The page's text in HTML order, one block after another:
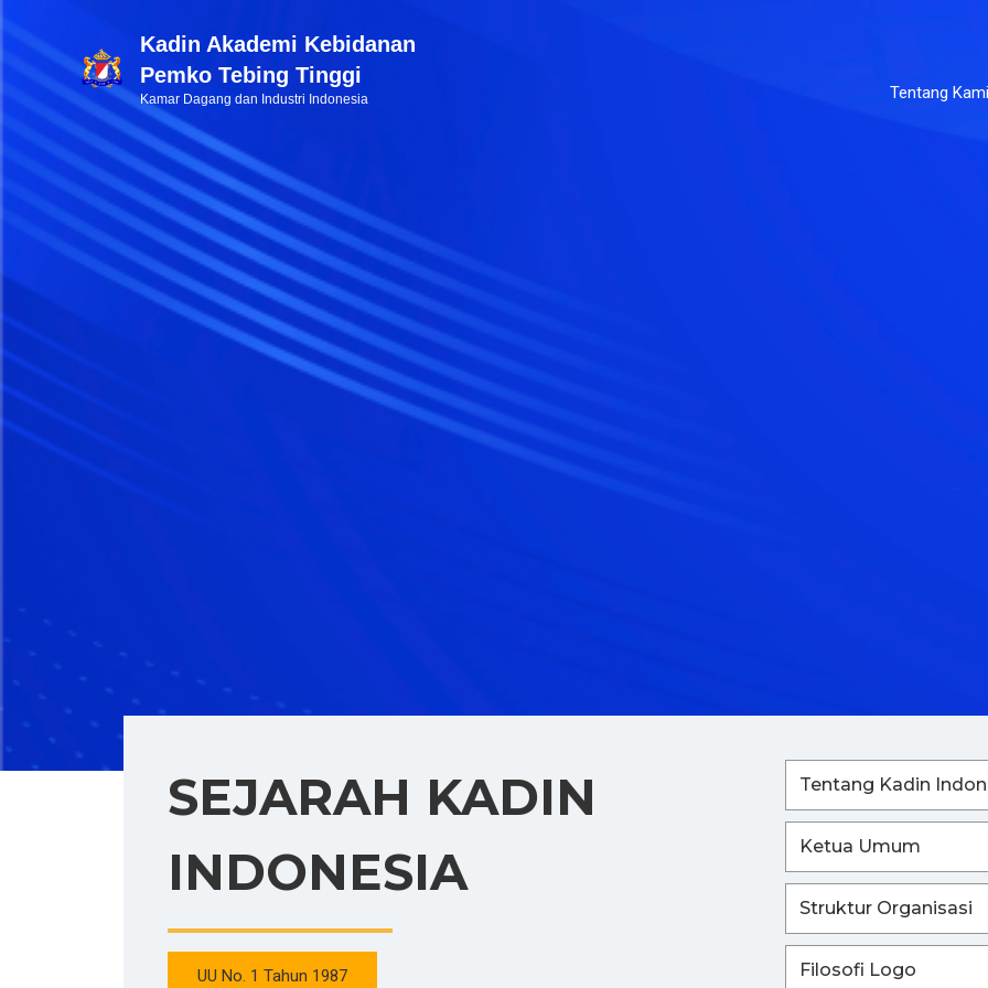
Kadin Akademi Kebidanan
Pemko Tebing Tinggi
Kamar Dagang dan Industri Indonesia Tentang Kami
SEJARAH KADIN
INDONESIA
UU No. 1 Tahun 1987
Tentang Kadin
Ketua Umum
Struktur Organisasi
Filosofi Logo